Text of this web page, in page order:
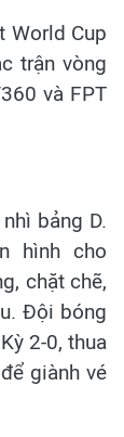
World Cup
trận vòng
và FPT
bảng D.
hình cho
chặt chẽ,
Đội bóng
2-0, thua
giành vé